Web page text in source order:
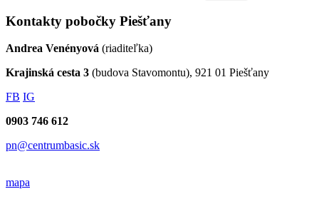
Kontakty pobočky Piešťany
Andrea Venényová (riaditeľka)
Krajinská cesta 3 (budova Stavomontu), 921 01 Piešťany
FB IG
0903 746 612
pn@centrumbasic.sk
mapa